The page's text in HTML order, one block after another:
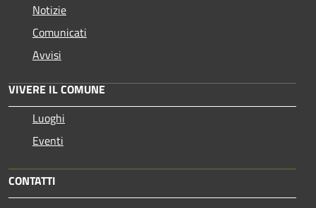
Notizie
Comunicati
Avvisi
VIVERE IL COMUNE
Luoghi
Eventi
CONTATTI